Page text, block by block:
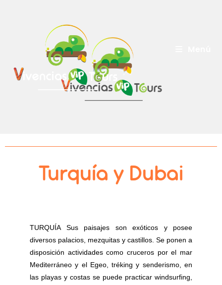
Turquía y Dubai
TURQUÍA Sus paisajes son exóticos y posee
diversos palacios, mezquitas y castillos. Se ponen a
disposición actividades como cruceros por el mar
Mediterráneo y el Egeo, tréking y senderismo, en
las playas y costas se puede practicar windsurfing,